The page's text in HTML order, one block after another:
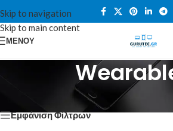
Skip to navigation
Skip to main content
ΜΕΝΟΎ
Wearables
Εμφάνιση Φίλτρων